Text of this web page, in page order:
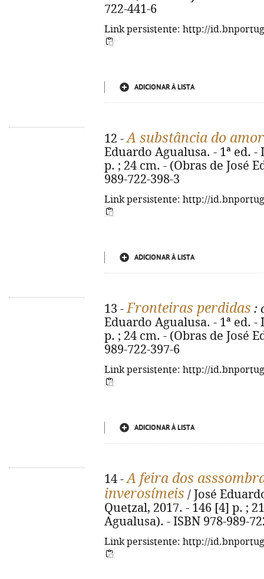
722-441-6
Link persistente: http://
ADICIONAR À LISTA
12 -A substância do
Eduardo Agualusa. - 1ª ed. -
p. ; 24 cm. - (Obras de José
989-722-398-3
Link persistente: http://
ADICIONAR À LISTA
13 -Fronteiras perdidas :
Eduardo Agualusa. - 1ª ed. -
p. ; 24 cm. - (Obras de José
989-722-397-6
Link persistente: http://
ADICIONAR À LISTA
14 -A feira dos
inverosímeis / José
Quetzal, 2017. - 146 [4] p. ;
Agualusa). - ISBN 978-989-
Link persistente: http://